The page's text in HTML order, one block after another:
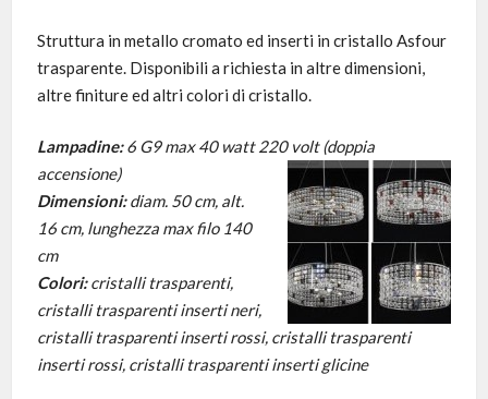
Struttura in metallo cromato ed inserti in cristallo Asfour
trasparente. Disponibili a richiesta in altre dimensioni,
altre finiture ed altri colori di cristallo.
Lampadine:6 G9 max 40 watt 220 volt (doppia
accensione)
Dimensioni:diam. 50 cm, alt.
16 cm, lunghezza max filo 140
cm
Colori:cristalli trasparenti,
cristalli trasparenti inserti neri,
cristalli trasparenti inserti rossi, cristalli trasparenti
inserti rossi, cristalli trasparenti inserti glicine